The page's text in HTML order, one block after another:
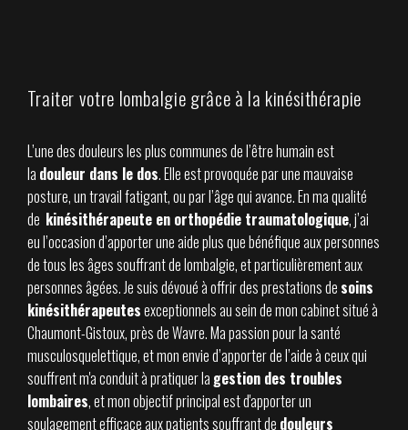
Traiter votre lombalgie grâce à la kinésithérapie
L’une des douleurs les plus communes de l’être humain est
la douleur dans le dos. Elle est provoquée par une mauvaise
posture, un travail fatigant, ou par l’âge qui avance. En ma qualité
de kinésithérapeute en orthopédie traumatologique, j’ai
eu l’occasion d’apporter une aide plus que bénéfique aux personnes
de tous les âges souffrant de lombalgie, et particulièrement aux
personnes âgées. Je suis dévoué à offrir des prestations de soins
kinésithérapeutesexceptionnels au sein de mon cabinet situé à
Chaumont-Gistoux, près de Wavre. Ma passion pour la santé
musculosquelettique, et mon envie d’apporter de l’aide à ceux qui
souffrent m'a conduit à pratiquer la gestion des troubles
lombaires, et mon objectif principal est d'apporter un
soulagement efficace aux patients souffrant de douleurs